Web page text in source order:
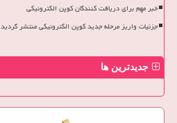
خبر مهم برای دریافت کنندگان کوپن الکترونیکی
جزئیات واریز مرحله جدید کوپن الکترونیکی منتشر گردید
جدیدترین ها